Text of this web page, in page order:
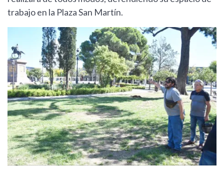
trabajo en la Plaza San Martín.